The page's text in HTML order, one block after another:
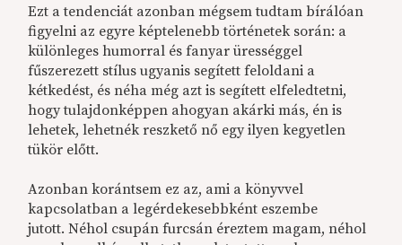
Ezt a tendenciát azonban mégsem tudtam bírálóan
figyelni az egyre képtelenebb történetek során: a
különleges humorral és fanyar ürességgel
fűszerezett stílus ugyanis segített feloldani a
kétkedést, és néha még azt is segített elfeledtetni,
hogy tulajdonképpen ahogyan akárki más, én is
lehetek, lehetnék reszkető nő egy ilyen kegyetlen
tükör előtt.
Azonban korántsem ez az, ami a könyvvel
kapcsolatban a legérdekesebbként eszembe
jutott. Néhol csupán furcsán éreztem magam, néhol